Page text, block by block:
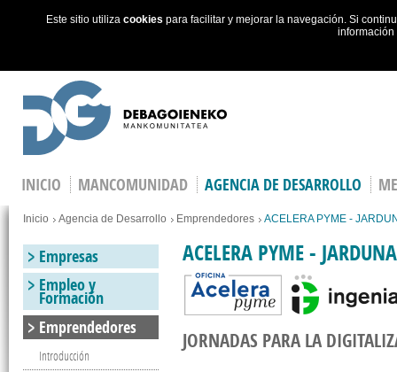
Este sitio utiliza cookies para facilitar y mejorar la navegación. Si
INICIO MANCOMUNIDAD AGENCIA DE DESARROLLO
You are here
Inicio Agencia de Desarrollo Emprendedores ACELERA PYME -
ACELERA PYME -
JORNADAS PARA LA
Empresas
Empleo y
Formación
Emprendedores
Introducción